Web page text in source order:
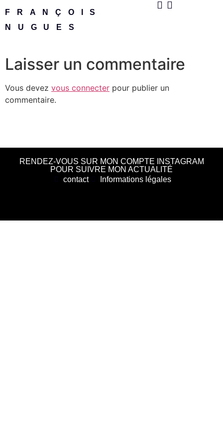
FRANÇOIS
NUGUES
Laisser un commentaire
Vous devez vous connecter pour publier un
commentaire.
RENDEZ-VOUS SUR MON COMPTE INSTAGRAM
POUR SUIVRE MON ACTUALITÉ
contact
Informations légales